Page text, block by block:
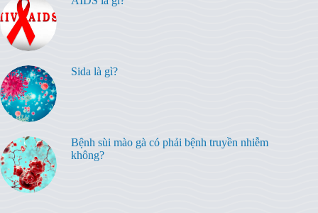
Sida là gì?
Bệnh sùi mào gà có phải bệnh truyền nhiễm
không?